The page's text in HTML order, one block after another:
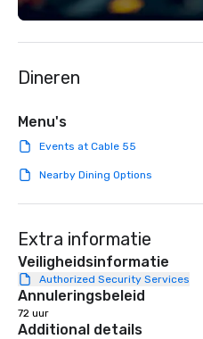
Dineren
Menu's
Events at Cable 55
Nearby Dining Options
Extra informatie
Veiligheidsinformatie
Authorized Security Services
Annuleringsbeleid
72 uur
Additional details